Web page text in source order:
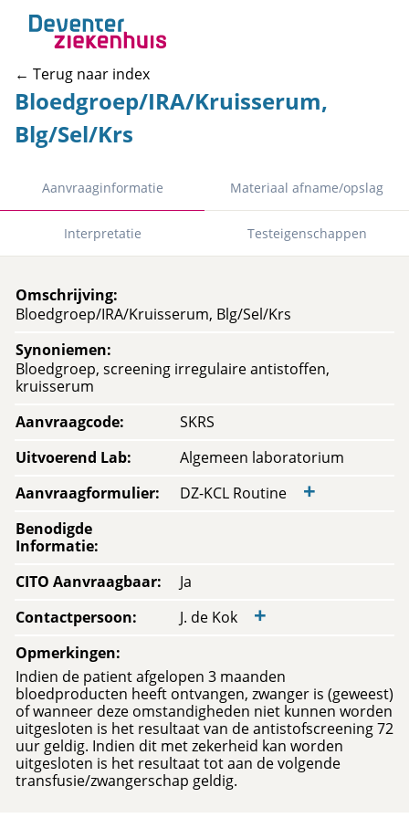
← Terug naar index
Bloedgroep/IRA/Kruisserum,
Blg/Sel/Krs
Aanvraaginformatie Materiaal afname/opslag
Interpretatie Testeigenschappen
Omschrijving:
Bloedgroep/IRA/Kruisserum, Blg/Sel/Krs
Synoniemen:
Bloedgroep, screening irregulaire antistoffen,
kruisserum
Aanvraagcode:
SKRS
Uitvoerend Lab:
Algemeen laboratorium
Aanvraagformulier: DZ-KCL Routine +
Benodigde
Informatie:
CITO Aanvraagbaar:
Ja
Contactpersoon: J. de Kok +
Opmerkingen:
Indien de patient afgelopen 3 maanden
bloedproducten heeft ontvangen, zwanger is (geweest)
of wanneer deze omstandigheden niet kunnen worden
uitgesloten is het resultaat van de antistofscreening 72
uur geldig. Indien dit met zekerheid kan worden
uitgesloten is het resultaat tot aan de volgende
transfusie/zwangerschap geldig.